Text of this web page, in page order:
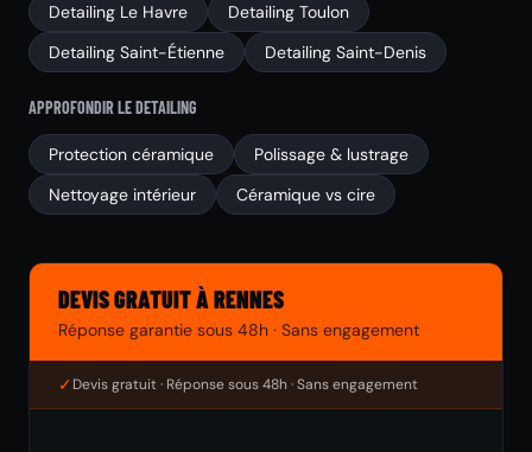
Detailing Le Havre
Detailing Toulon
Detailing Saint-Étienne
Detailing Saint-Denis
APPROFONDIR LE DETAILING
Protection céramique
Polissage & lustrage
Nettoyage intérieur
Céramique vs cire
DEVIS GRATUIT À RENNES
Réponse garantie sous 48h · Sans engagement
✓Devis gratuit · Réponse sous 48h · Sans engagement